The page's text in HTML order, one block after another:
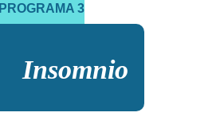
PROGRAMA 3
Insomnio